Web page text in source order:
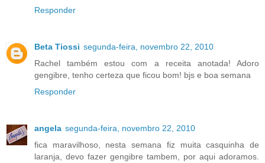
Responder
Beta Tiossi segunda-feira, novembro 22, 2010
Rachel também estou com a receita anotada! Adoro
gengibre, tenho certeza que ficou bom! bjs e boa semana
Responder
angela segunda-feira, novembro 22, 2010
fica maravilhoso, nesta semana fiz muita casquinha de
laranja, devo fazer gengibre tambem, por aqui adoramos.